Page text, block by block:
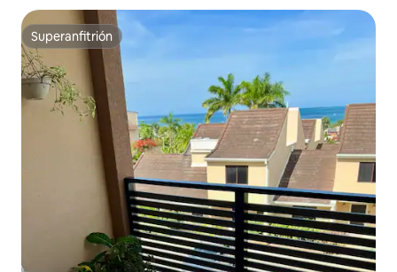
Superanfitrión
Superanfitrión